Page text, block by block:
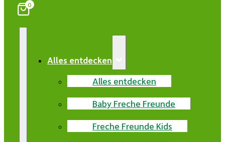
0
Alles entdecken
Alles entdecken
Baby Freche Freunde
Freche Freunde Kids